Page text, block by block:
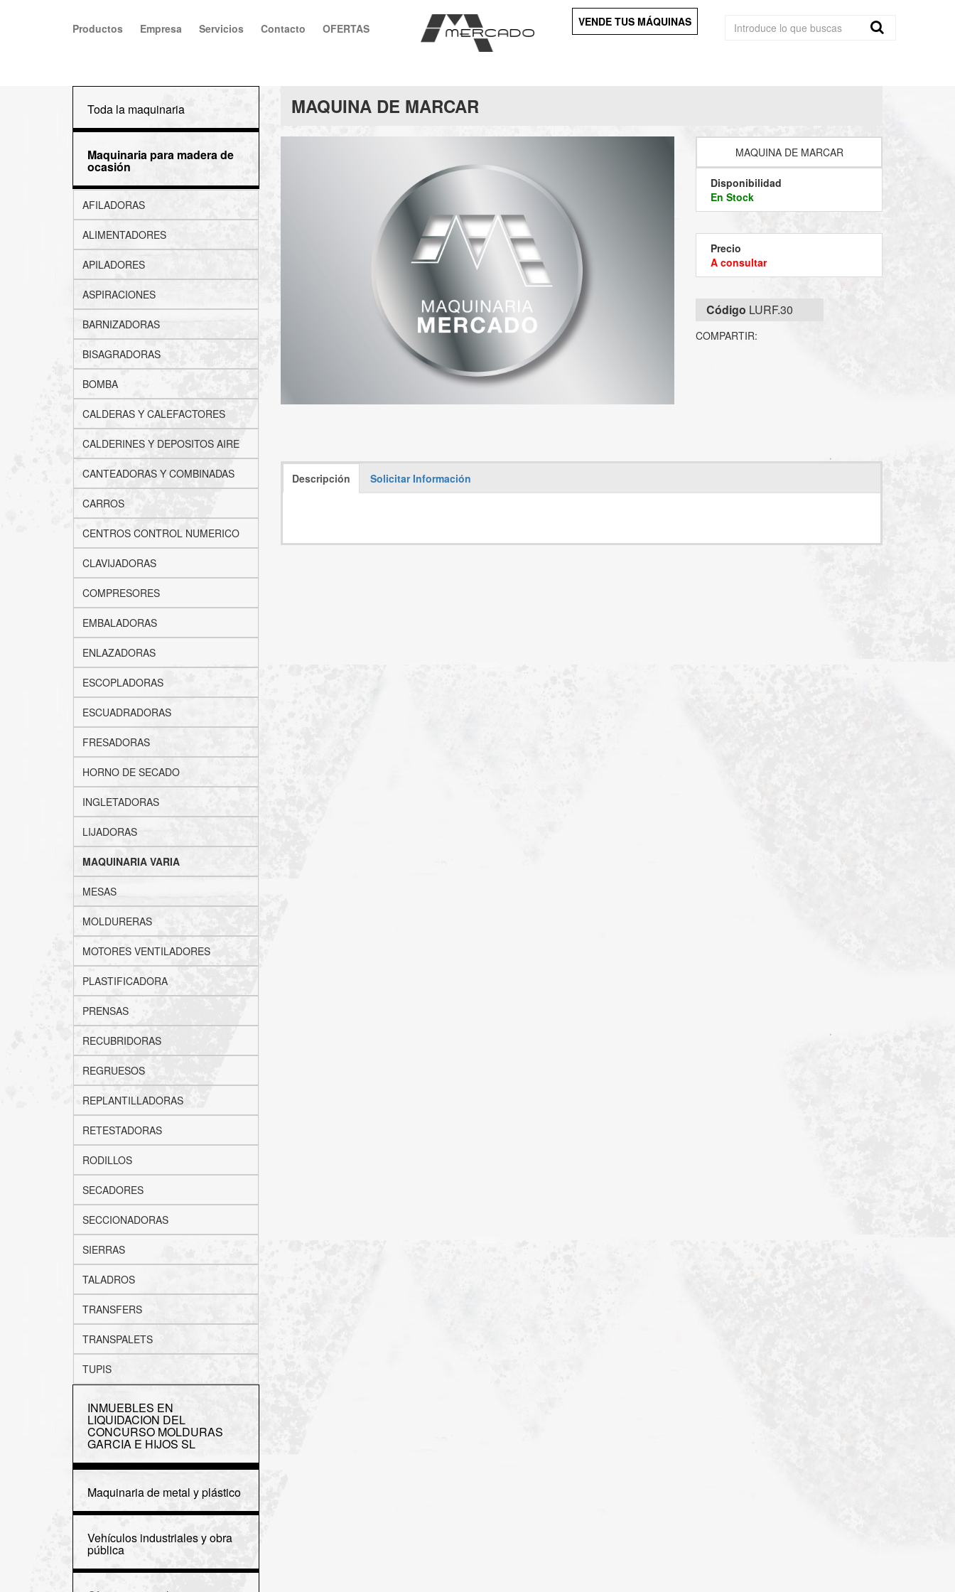
Productos Empresa Servicios Contacto OFERTAS VENDE TUS MÁQUINAS
Toda la maquinaria
Maquinaria para madera de
ocasión
AFILADORAS
ALIMENTADORES
APILADORES
ASPIRACIONES
BARNIZADORAS
BISAGRADORAS
BOMBA
CALDERAS Y CALEFACTORES
CALDERINES Y DEPOSITOS AIRE
CANTEADORAS Y COMBINADAS
CARROS
CENTROS CONTROL NUMERICO
CLAVIJADORAS
COMPRESORES
EMBALADORAS
ENLAZADORAS
ESCOPLADORAS
ESCUADRADORAS
FRESADORAS
HORNO DE SECADO
INGLETADORAS
LIJADORAS
MAQUINARIA VARIA
MESAS
MOLDURERAS
MOTORES VENTILADORES
PLASTIFICADORA
PRENSAS
RECUBRIDORAS
REGRUESOS
REPLANTILLADORAS
RETESTADORAS
RODILLOS
SECADORES
SECCIONADORAS
SIERRAS
TALADROS
TRANSFERS
TRANSPALETS
TUPIS
INMUEBLES EN
LIQUIDACION DEL
CONCURSO MOLDURAS
GARCIA E HIJOS SL
Maquinaria de metal y plástico
Vehículos industriales y obra
pública
MAQUINA DE MARCAR
MAQUINA DE MARCAR
Disponibilidad
En Stock
Precio
A consultar
Código LURF.30
COMPARTIR:
Descripción Solicitar Información